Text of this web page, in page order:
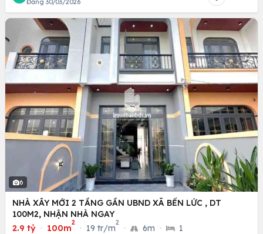
Đăng 30/03/2026
6
NHÀ XÂY MỚI 2 TẦNG GẦN UBND XÃ BẾN LỨC , DT
100M2, NHẬN NHÀ NGAY
2.9 tỷ · 100m
2
· 19 tr/m
2
· 6m · 1